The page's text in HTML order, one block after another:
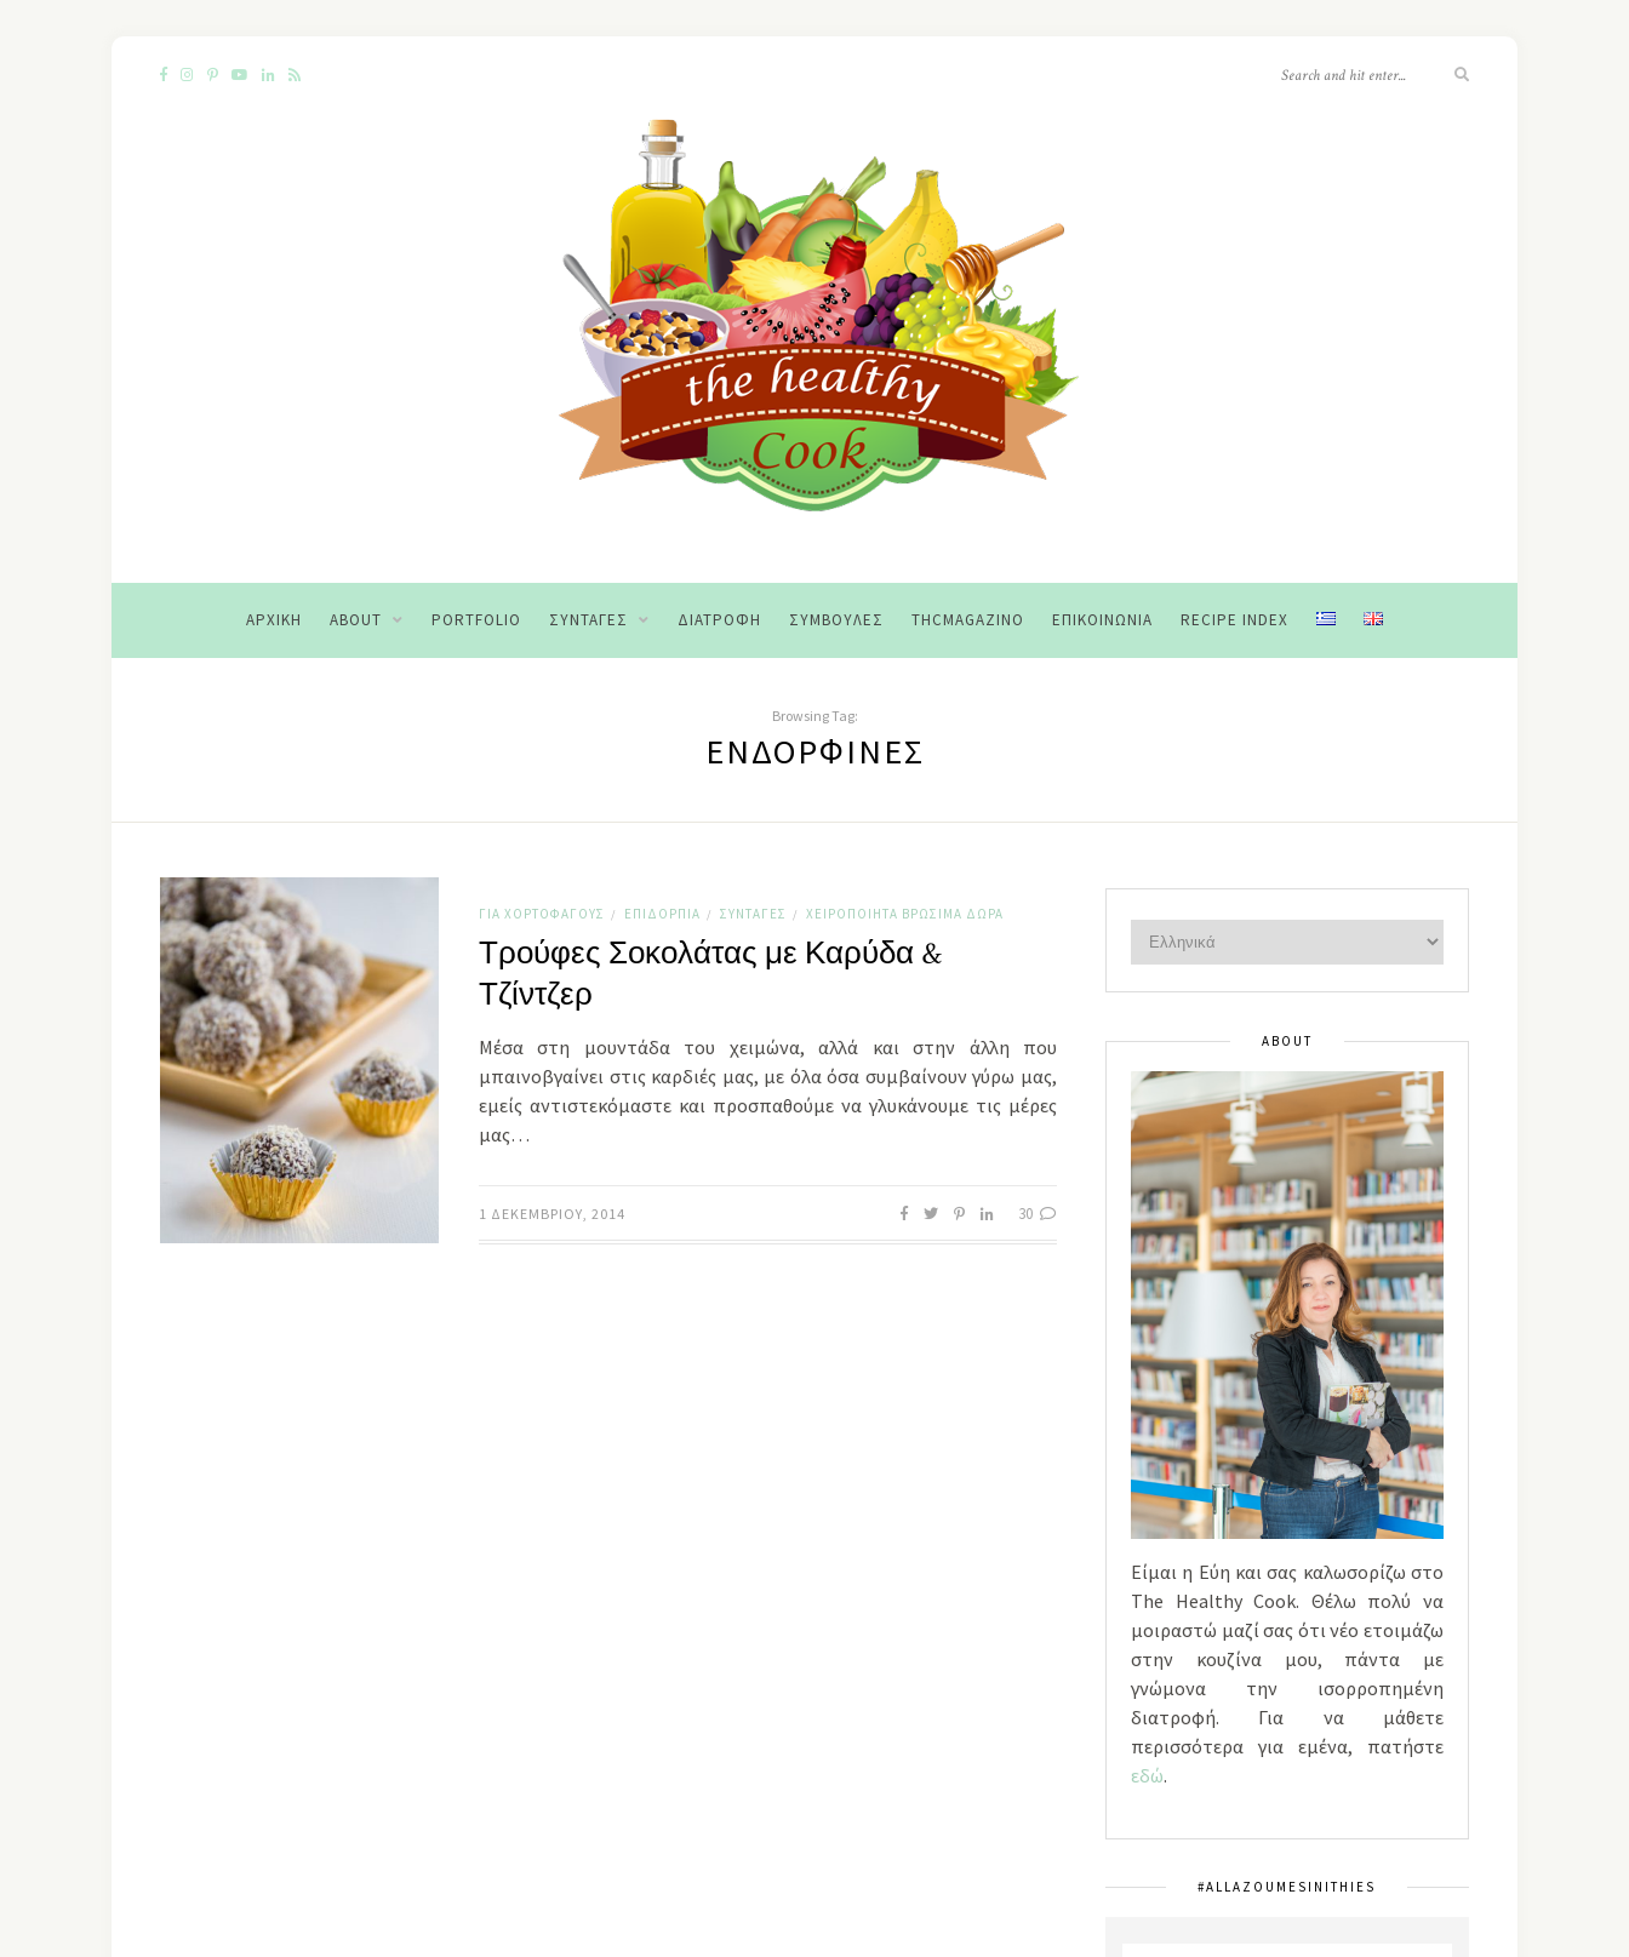
ΑΡΧΙΚΉ ABOUT PORTFOLIO ΣΥΝΤΑΓΈΣ ΔΙΑΤΡΟΦΉ ΣΥΜΒΟΥΛΈΣ THCMAGAZINO ΕΠΙΚΟΙΝΩΝΊΑ RECIPE INDEX
Browsing Tag:
ΕΝΔΟΡΦΊΝΕΣ
ΓΙΑ ΧΟΡΤΟΦΆΓΟΥΣ / ΕΠΙΔΌΡΠΙΑ / ΣΥΝΤΑΓΈΣ / ΧΕΙΡΟΠΟΊΗΤΑ ΒΡΏΣΙΜΑ ΔΏΡΑ
Τρούφες Σοκολάτας με Καρύδα &
Τζίντζερ
Μέσα στη μουντάδα του χειμώνα, αλλά και στην άλλη που
μπαινοβγαίνει στις καρδιές μας, με όλα όσα συμβαίνουν γύρω μας,
εμείς αντιστεκόμαστε και προσπαθούμε να γλυκάνουμε τις μέρες
μας…
1 ΔΕΚΕΜΒΡΊΟΥ, 2014 30
ABOUT
Είμαι η Εύη και σας καλωσορίζω στο
The Healthy Cook. Θέλω πολύ να
μοιραστώ μαζί σας ότι νέο ετοιμάζω
στην κουζίνα μου, πάντα με
γνώμονα την ισορροπημένη
διατροφή. Για να μάθετε
περισσότερα για εμένα, πατήστε
εδώ.
#ALLAZOUMESINITHIES